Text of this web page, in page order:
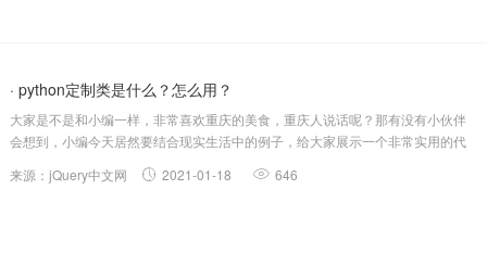
· python定制类是什么？怎么用？
大家是不是和小编一样，非常喜欢重庆的美食，重庆人说话呢？那有没有小伙伴
会想到，小编今天居然要结合现实生活中的例子，给大家展示一个非常实用的代
类的定制创造（属于自己）的属性或方法，如籍贯开头是重庆市（属性）、会说
来源：jQuery中文网 2021-01-18 646